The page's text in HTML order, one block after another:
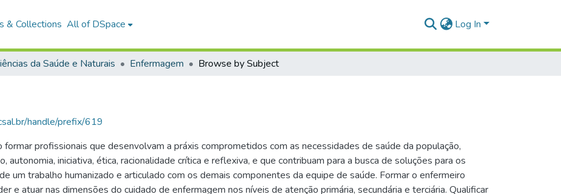
& Collections All of DSpace Log In
da Saúde e Naturais Enfermagem Browse by Subject
handle/prefix/619
profissionais que desenvolvam a práxis comprometidos com as necessidades de saúde da população,
iniciativa, ética, racionalidade crítica e reflexiva, e que contribuam para a busca de soluções para os
um trabalho humanizado e articulado com os demais componentes da equipe de saúde. Formar o enfermeiro
e atuar nas dimensões do cuidado de enfermagem nos níveis de atenção primária, secundária e terciária. Qualificar